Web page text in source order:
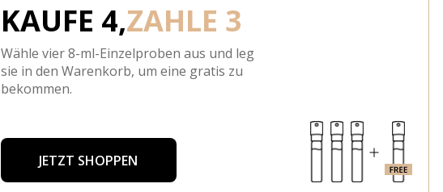
KAUFE 4,ZAHLE 3
Wähle vier 8-ml-Einzelproben aus und leg
sie in den Warenkorb, um eine gratis zu
bekommen.
JETZT SHOPPEN